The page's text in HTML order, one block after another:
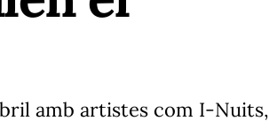
amb artistes com I-Nuits,